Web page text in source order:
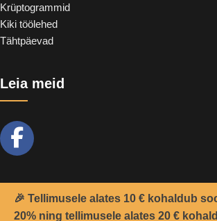
Krüptogrammid
Kiki töölehed
Tähtpäevad
Leia meid
2021 - Teemant&CoolSoft OÜ© Kõik
🎉 Tellimusele alates 10 € kohaldub
20% ning tellimusele alates 20 €